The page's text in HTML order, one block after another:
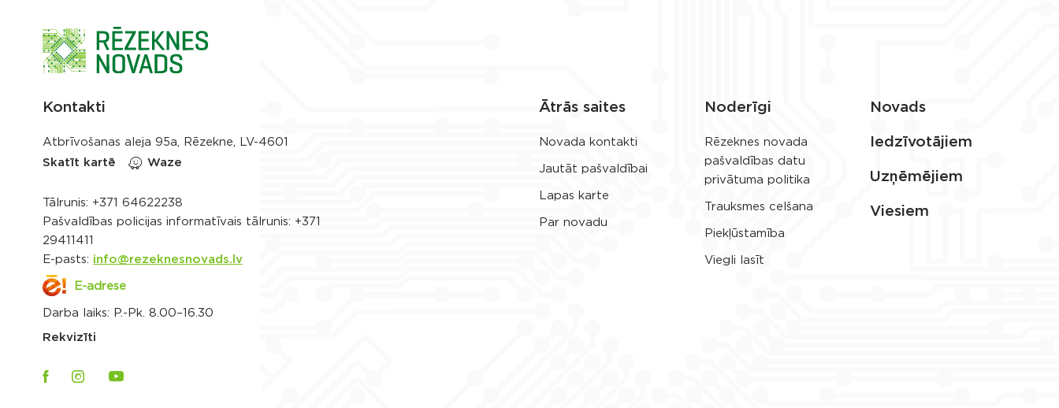
Kontakti
Atbrīvošanas aleja 95a, Rēzekne, LV-4601
Skatīt kartē
Waze
Tālrunis: +371 64622238
Pašvaldības policijas informatīvais tālrunis: +371
29411411
E-pasts: info@rezeknesnovads.lv
E-adrese
Darba laiks: P.-Pk. 8.00–16.30
Rekvizīti
Ātrās saites
Novada kontakti
Jautāt pašvaldībai
Lapas karte
Par novadu
Noderīgi
Rēzeknes novada
pašvaldības datu
privātuma politika
Trauksmes celšana
Piekļūstamība
Viegli lasīt
Novads
Iedzīvotājiem
Uzņēmējiem
Viesiem